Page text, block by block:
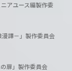
アユース編製作委
譚－」製作委員会
扉」製作委員会